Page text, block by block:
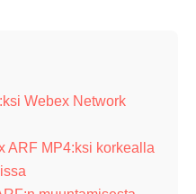
Webex Network
ARF MP4:ksi korkealla